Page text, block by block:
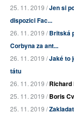
25. 11. 2019 /Jen si
dispozici Fac...
26. 11. 2019 /Britská
Corbyna za ant...
26. 11. 2019 /Jaké to
tátu
26. 11. 2019 /Richard
25. 11. 2019 /Boris
25. 11. 2019 /